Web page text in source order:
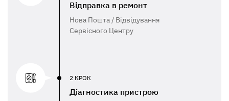
Відправка в ремонт
Нова Пошта / Відвідування
Сервісного Центру
2 КРОК
Діагностика пристрою